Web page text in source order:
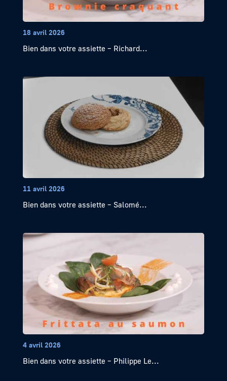
18 avril 2026
Bien dans votre assiette – Richard...
11 avril 2026
Bien dans votre assiette – Salomé...
4 avril 2026
Bien dans votre assiette – Philippe Le...